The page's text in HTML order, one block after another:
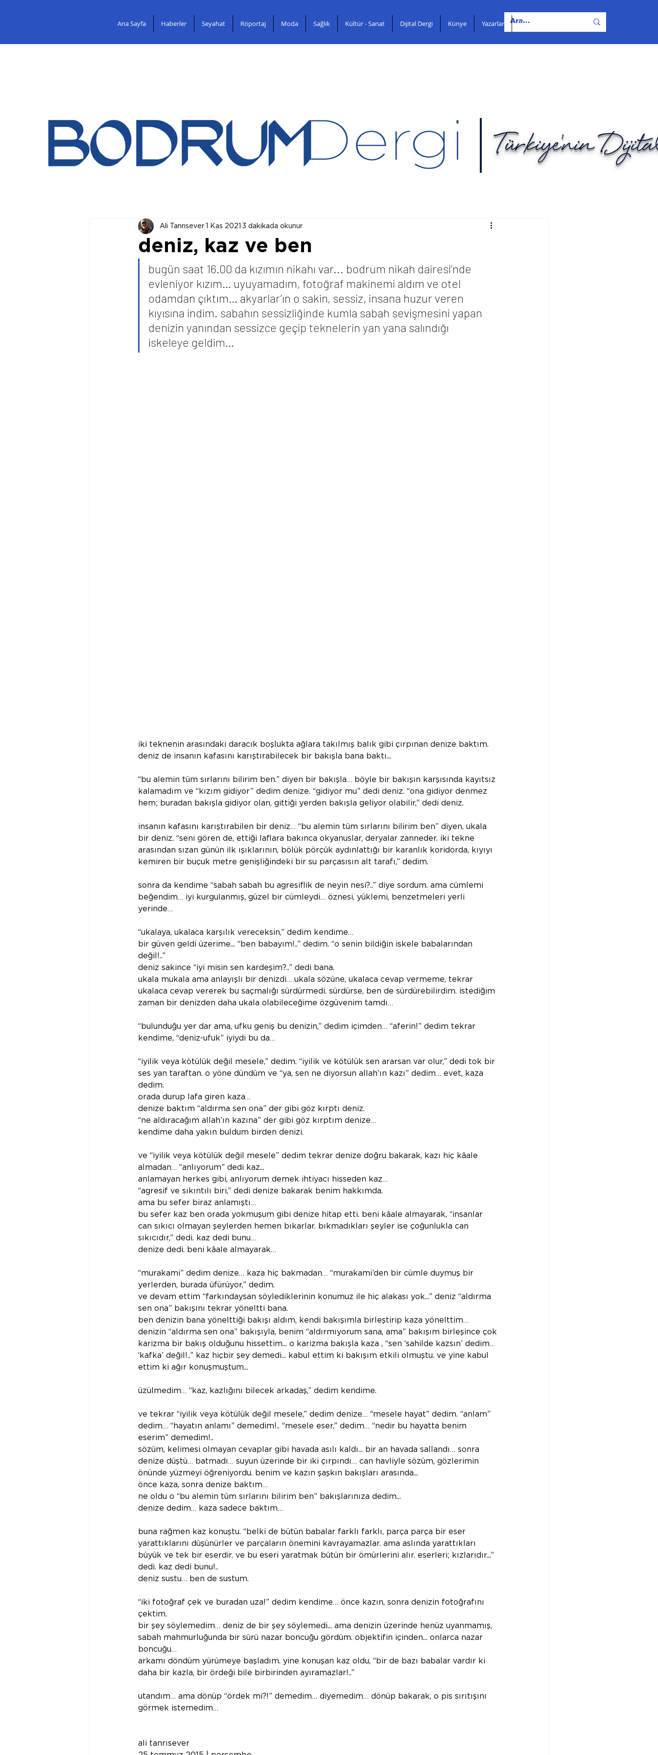
Ana Sayfa Haberler Seyahat Röportaj Moda Sağlık Kültür - Sanat Dijital Dergi Künye Yazarlar İletişim
Türkiye'nin
deniz, kaz ve ben
Ali Tanrısever 1 Kas 2021 3 dakikada okunur
bugün saat 16.00 da kızımın nikahı var... bodrum nikah dairesi’nde
evleniyor kızım… uyuyamadım, fotoğraf makinemi aldım ve otel
odamdan çıktım… akyarlar’ın o sakin, sessiz, insana huzur veren
kıyısına indim. sabahın sessizliğinde kumla sabah sevişmesini yapan
denizin yanından sessizce geçip teknelerin yan yana salındığı
iskeleye geldim…
iki teknenin arasındaki daracık boşlukta ağlara takılmış balık gibi çırpınan denize baktım.
deniz de insanın kafasını karıştırabilecek bir bakışla bana baktı...
“bu alemin tüm sırlarını bilirim ben.” diyen bir bakışla… böyle bir bakışın karşısında kayıtsız
kalamadım ve “kızım gidiyor” dedim denize. “gidiyor mu” dedi deniz. “ona gidiyor denmez
hem; buradan bakışla gidiyor olan, gittiği yerden bakışla geliyor olabilir,” dedi deniz.
insanın kafasını karıştırabilen bir deniz… “bu alemin tüm sırlarını bilirim ben” diyen, ukala
bir deniz. “seni gören de, ettiği laflara bakınca okyanuslar, deryalar zanneder. iki tekne
arasından sızan günün ilk ışıklarının, bölük pörçük aydınlattığı bir karanlık koridorda, kıyıyı
kemiren bir buçuk metre genişliğindeki bir su parçasısın alt tarafı,” dedim.
sonra da kendime “sabah sabah bu agresiflik de neyin nesi?..” diye sordum. ama cümlemi
beğendim… iyi kurgulanmış, güzel bir cümleydi… öznesi, yüklemi, benzetmeleri yerli
yerinde…
“ukalaya, ukalaca karşılık vereceksin,” dedim kendime…
bir güven geldi üzerime... “ben babayım!..” dedim. “o senin bildiğin iskele babalarından
değil!..”
deniz sakince “iyi misin sen kardeşim?..” dedi bana.
ukala mukala ama anlayışlı bir denizdi… ukala sözüne, ukalaca cevap vermeme, tekrar
ukalaca cevap vererek bu saçmalığı sürdürmedi. sürdürse, ben de sürdürebilirdim. istediğim
zaman bir denizden daha ukala olabileceğime özgüvenim tamdı…
“bulunduğu yer dar ama, ufku geniş bu denizin,” dedim içimden… “aferin!” dedim tekrar
kendime, “deniz-ufuk” iyiydi bu da…
“iyilik veya kötülük değil mesele,” dedim. “iyilik ve kötülük sen ararsan var olur,” dedi tok bir
ses yan taraftan. o yöne dündüm ve “ya, sen ne diyorsun allah’ın kazı” dedim… evet, kaza
dedim.
orada durup lafa giren kaza…
denize baktım “aldırma sen ona” der gibi göz kırptı deniz.
“ne aldıracağım allah’ın kazına” der gibi göz kırptım denize…
kendime daha yakın buldum birden denizi.
ve “iyilik veya kötülük değil mesele” dedim tekrar denize doğru bakarak, kazı hiç kâale
almadan… “anlıyorum” dedi kaz...
anlamayan herkes gibi, anlıyorum demek ihtiyacı hisseden kaz…
“agresif ve sıkıntılı biri,” dedi denize bakarak benim hakkımda.
ama bu sefer biraz anlamıştı…
bu sefer kaz ben orada yokmuşum gibi denize hitap etti. beni kâale almayarak, “insanlar
can sıkıcı olmayan şeylerden hemen bıkarlar. bıkmadıkları şeyler ise çoğunlukla can
sıkıcıdır,” dedi. kaz dedi bunu…
denize dedi. beni kâale almayarak…
“murakami” dedim denize… kaza hiç bakmadan… “murakami’den bir cümle duymuş bir
yerlerden, burada üfürüyor,” dedim.
ve devam ettim “farkındaysan söylediklerinin konumuz ile hiç alakası yok...” deniz “aldırma
sen ona” bakışını tekrar yöneltti bana.
ben denizin bana yönelttiği bakışı aldım, kendi bakışımla birleştirip kaza yönelttim…
denizin “aldırma sen ona” bakışıyla, benim “aldırmıyorum sana, ama” bakışım birleşince çok
karizma bir bakış olduğunu hissettim... o karizma bakışla kaza , “sen ‘sahilde kazsın’ dedim…
‘kafka’ değil!..” kaz hiçbir şey demedi... kabul ettim ki bakışım etkili olmuştu. ve yine kabul
ettim ki ağır konuşmuştum...
üzülmedim… “kaz, kazlığını bilecek arkadaş,” dedim kendime.
ve tekrar “iyilik veya kötülük değil mesele,” dedim denize… “mesele hayat” dedim. “anlam”
dedim… “hayatın anlamı” demedim!.. “mesele eser,” dedim… “nedir bu hayatta benim
eserim” demedim!..
sözüm, kelimesi olmayan cevaplar gibi havada asılı kaldı... bir an havada sallandı… sonra
denize düştü… batmadı… suyun üzerinde bir iki çırpındı… can havliyle sözüm, gözlerimin
önünde yüzmeyi öğreniyordu. benim ve kazın şaşkın bakışları arasında...
önce kaza, sonra denize baktım…
ne oldu o “bu alemin tüm sırlarını bilirim ben” bakışlarınıza dedim...
denize dedim… kaza sadece baktım…
buna rağmen kaz konuştu. “belki de bütün babalar farklı farklı, parça parça bir eser
yarattıklarını düşünürler ve parçaların önemini kavrayamazlar. ama aslında yarattıkları
büyük ve tek bir eserdir. ve bu eseri yaratmak bütün bir ömürlerini alır. eserleri; kızlarıdır...”
dedi. kaz dedi bunu!..
deniz sustu… ben de sustum.
“iki fotoğraf çek ve buradan uza!” dedim kendime… önce kazın, sonra denizin fotoğrafını
çektim.
bir şey söylemedim… deniz de bir şey söylemedi... ama denizin üzerinde henüz uyanmamış,
sabah mahmurluğunda bir sürü nazar boncuğu gördüm. objektifin içinden... onlarca nazar
boncuğu…
arkamı döndüm yürümeye başladım. yine konuşan kaz oldu, “bir de bazı babalar vardır ki
daha bir kazla, bir ördeği bile birbirinden ayıramazlar!..”
utandım… ama dönüp “ördek mi?!” demedim… diyemedim… dönüp bakarak, o pis sırıtışını
görmek istemedim…
ali tanrısever